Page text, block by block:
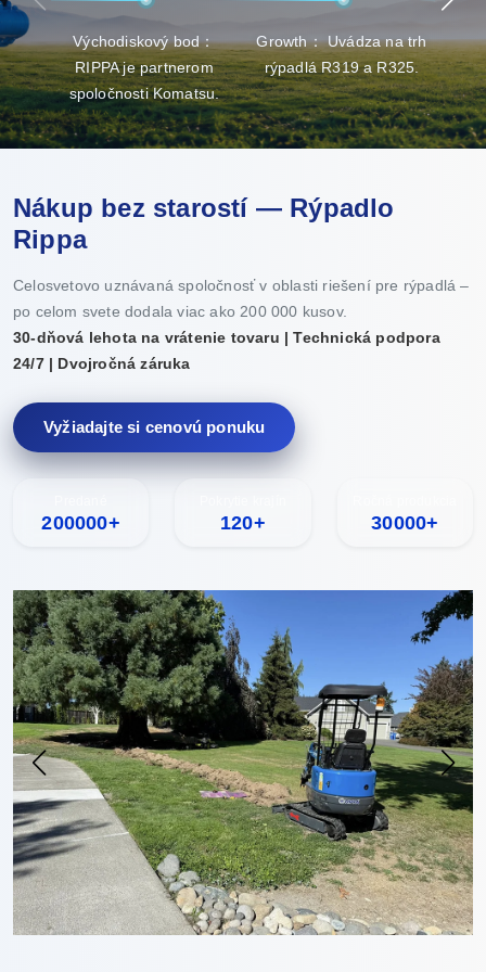
Východiskový bod：
RIPPA je partnerom
spoločnosti Komatsu.
Growth： Uvádza na trh
rýpadlá R319 a R325.
Nákup bez starostí — Rýpadlo
Rippa
Celosvetovo uznávaná spoločnosť v oblasti riešení pre rýpadlá –
po celom svete dodala viac ako 200 000 kusov.
30-dňová lehota na vrátenie tovaru | Technická podpora
24/7 | Dvojročná záruka
Vyžiadajte si cenovú ponuku
200000+ 120+ 30000+